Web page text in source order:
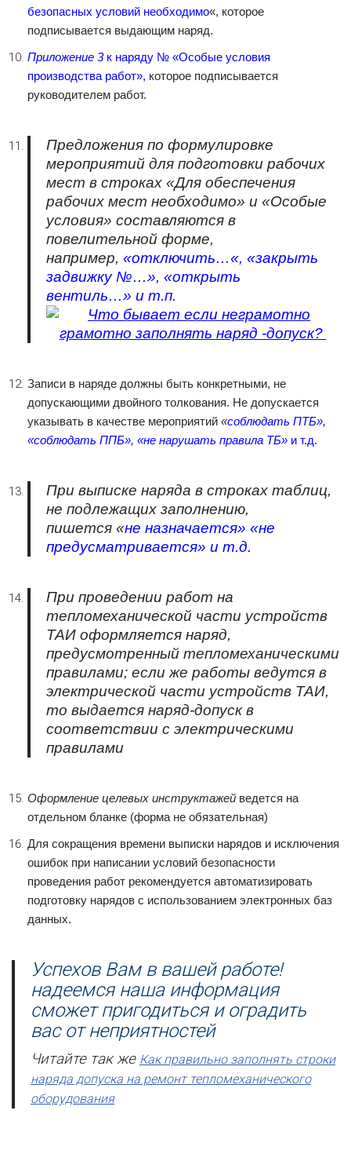
безопасных условий необходимо«, которое
подписывается выдающим наряд.
Приложение 3к наряду № «Особые условия
производства работ», которое подписывается
руководителем работ.
Предложения по формулировке
мероприятий для подготовки рабочих
мест в строках «Для обеспечения
рабочих мест необходимо» и «Особые
условия» составляются в
повелительной форме,
например, «отключить…«, «закрыть
задвижку №…», «открыть
вентиль…» и т.п.
Записи в наряде должны быть конкретными, не
допускающими двойного толкования. Не допускается
указывать в качестве мероприятий «соблюдать ПТБ»,
«соблюдать ППБ», «не нарушать правила ТБ» и т.д.
При выписке наряда в строках таблиц,
не подлежащих заполнению,
пишется «не назначается» «не
предусматривается» и т.д.
При проведении работ на
тепломеханической части устройств
ТАИ оформляется наряд,
предусмотренный тепломеханическими
правилами; если же работы ведутся в
электрической части устройств ТАИ,
то выдается наряд-допуск в
соответствии с электрическими
правилами
Оформление целевых инструктажей ведется на
отдельном бланке (форма не обязательная)
Для сокращения времени выписки нарядов и исключения
ошибок при написании условий безопасности
проведения работ рекомендуется автоматизировать
подготовку нарядов с использованием электронных баз
данных.
Успехов Вам в вашей работе!
надеемся наша информация
сможет пригодиться и оградить
вас от неприятностей
Читайте так же Как правильно заполнять строки
наряда допуска на ремонт тепломеханического
оборудования